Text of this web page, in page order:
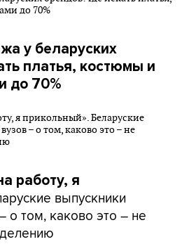
у беларуских
платья, костюмы и
до 70%
работу, я
выпускники
о том, каково это – не